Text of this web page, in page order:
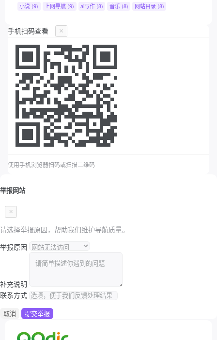
小说 (9) 上网导航 (9) ai写作 (8) 音乐 (8) 网站目录 (8)
手机扫码查看 ×
使用手机浏览器扫码或扫描二维码
举报网站
×
请选择举报原因，帮助我们维护导航质量。
举报原因
补充说明
联系方式
取消 提交举报